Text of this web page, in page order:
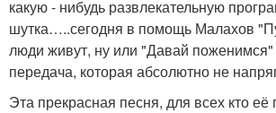
какую - нибудь развлекательную
шутка…..сегодня в помощь Малахов
люди живут, ну или "Давай
передача, которая абсолютно не
Эта прекрасная песня, для всех кто её